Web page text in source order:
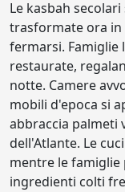
Le kasbah
trasformate ora in
fermarsi. Famiglie
restaurate,
notte. Camere
mobili d'epoca si
abbraccia palmeti
dell'Atlante. Le
mentre le famiglie
ingredienti colti